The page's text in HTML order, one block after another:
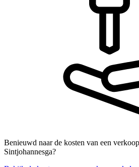
Benieuwd naar de kosten van een
Sintjohannesga?